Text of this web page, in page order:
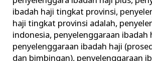
ibadah haji tingkat provinsi,
haji tingkat provinsi adalah,
indonesia, penyelenggaraan ibadah
penyelenggaraan ibadah haji